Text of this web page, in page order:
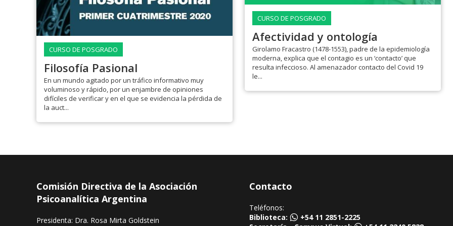
CURSO DE POSGRADO
Filosofía Pasional
En un mundo agitado por un tráfico informativo muy
voluminoso y rápido, por un enjambre de opiniones
difíciles de verificar y en el que se evidencia la pérdida de
la auct...
CURSO DE POSGRADO
Afectividad y ontología
Girolamo Fracastro (1478-1553), padre de la epidemiología
moderna, explica que el contagio es un ‘contacto’ que
resulta infeccioso. Al amenazador contacto del Covid 19
le...
Comisión Directiva de la Asociación
Psicoanalítica Argentina
Presidenta: Dra. Rosa Mirta Goldstein
Contacto
Teléfonos:
Biblioteca:
+54 11 2851-2225